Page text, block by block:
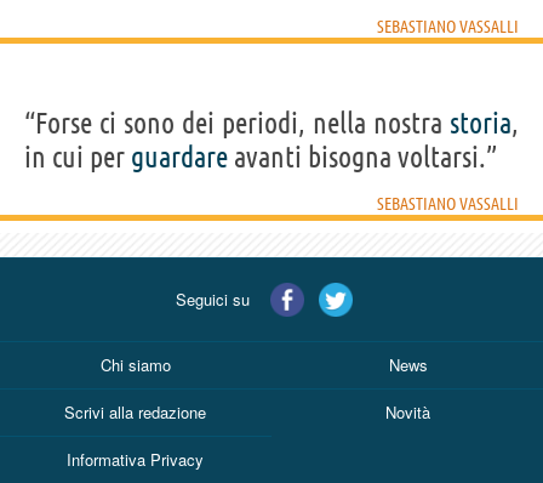
SEBASTIANO VASSALLI
“Forse ci sono dei periodi, nella nostra storia,
in cui per guardare avanti bisogna voltarsi.”
SEBASTIANO VASSALLI
Seguici su
Chi siamo News
Scrivi alla redazione Novità
Informativa Privacy